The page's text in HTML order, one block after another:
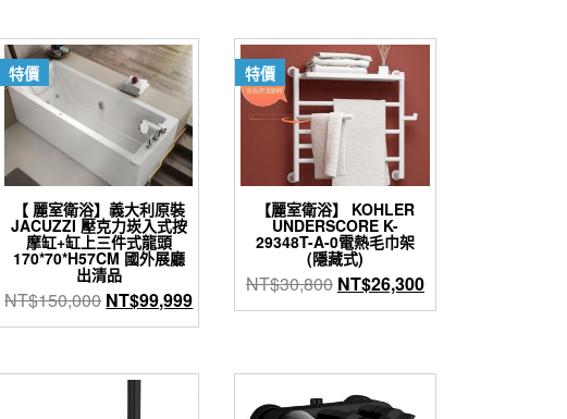
。
特價
【 麗室衛浴】義大利原裝
JACUZZI 壓克力崁入式按
摩缸+缸上三件式龍頭
170*70*H57CM 國外展廳
出清品
NT$150,000 原
始
格：
NT$150,000。
NT$99,999目
前
格：
特價
【麗室衛浴】 KOHLER
UNDERSCORE K-
29348T-A-0電熱毛巾架
(隱藏式)
NT$30,800 原
始
NT$30,800。
NT$26,300目
前
NT$26,300。